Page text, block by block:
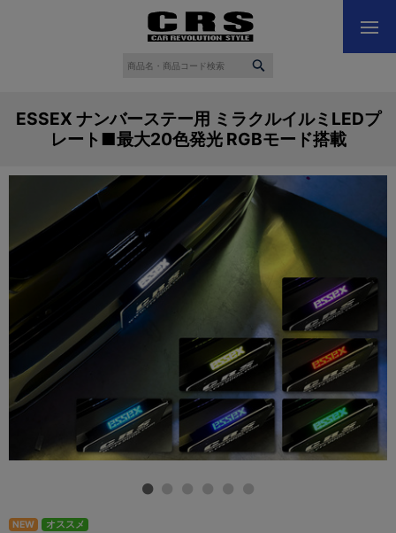
ESSEX ナンバーステー用 ミラクルイルミLEDプ
レート■最大20色発光 RGBモード搭載
NEW オススメ